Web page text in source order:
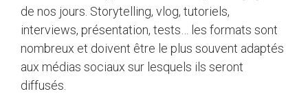
de nos jours. Storytelling, vlog, tutoriels,
interviews, présentation, tests… les formats sont
nombreux et doivent être le plus souvent adaptés
aux médias sociaux sur lesquels ils seront
diffusés.